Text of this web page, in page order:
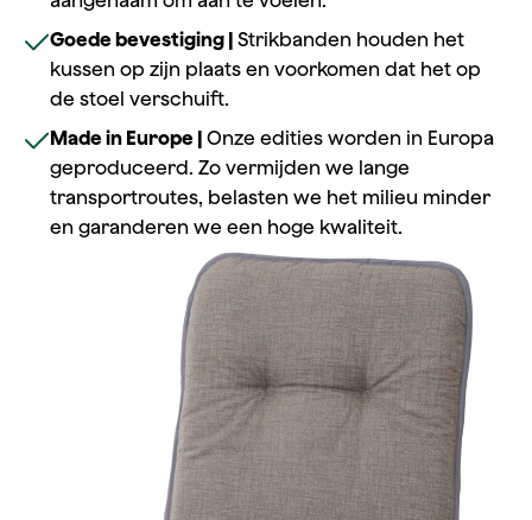
Goede bevestiging | Strikbanden houden het
kussen op zijn plaats en voorkomen dat het op
de stoel verschuift.
Made in Europe | Onze edities worden in Europa
geproduceerd. Zo vermijden we lange
transportroutes, belasten we het milieu minder
en garanderen we een hoge kwaliteit.